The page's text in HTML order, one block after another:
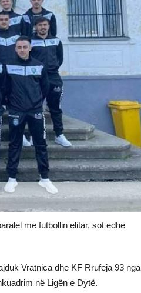
me futbollin elitar, sot edhe
Vratnica dhe KF Rrufeja 93 nga
në Ligën e Dytë.